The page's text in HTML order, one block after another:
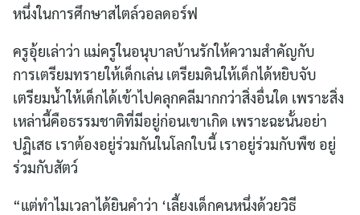
หนึ่งในการศึกษาสไตล์วอลดอร์ฟ
ครูอุ้ยเล่าว่า แม่ครูในอนุบาลบ้านรักให้ความสำคัญกับ
การเตรียมทรายให้เด็กเล่น เตรียมดินให้เด็กได้หยิบจับ
เตรียมน้ำให้เด็กได้เข้าไปคลุกคลีมากกว่าสิ่งอื่นใด เพราะสิ่ง
เหล่านี้คือธรรมชาติที่มีอยู่ก่อนเขาเกิด เพราะฉะนั้นอย่า
ปฏิเสธ เราต้องอยู่ร่วมกันในโลกใบนี้ เราอยู่ร่วมกับพืช อยู่
ร่วมกับสัตว์
“แต่ทำไมเวลาได้ยินคำว่า ‘เลี้ยงเด็กคนหนึ่งด้วยวิธี